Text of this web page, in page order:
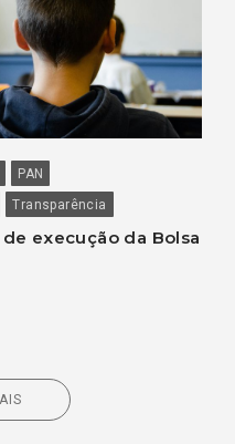
PAN
Transparência
execução da Bolsa